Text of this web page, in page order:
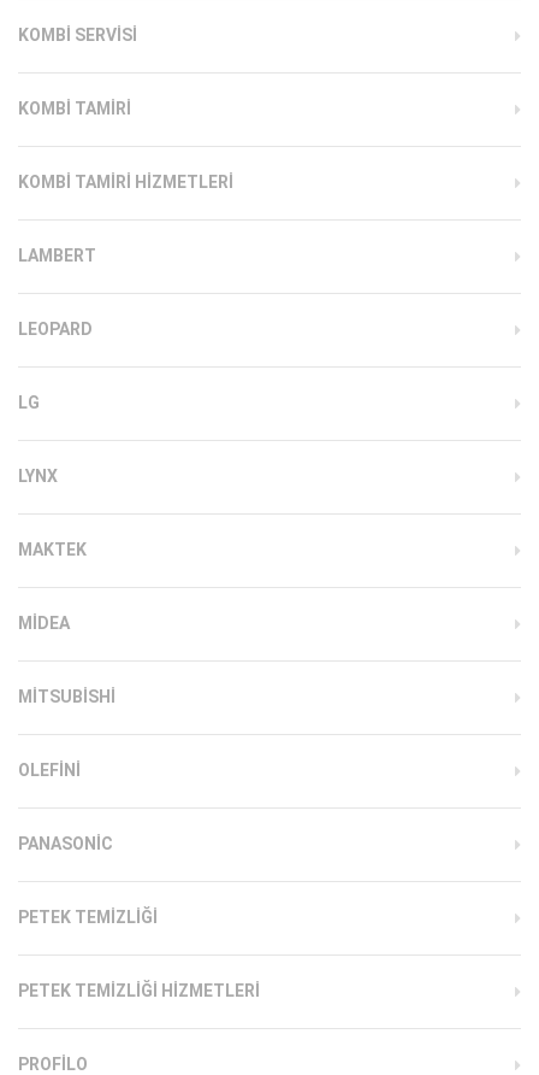
KOMBI SERVISI
KOMBI TAMIRI
KOMBI TAMIRI HIZMETLERI
LAMBERT
LEOPARD
LG
LYNX
MAKTEK
MIDEA
MITSUBISHI
OLEFINI
PANASONIC
PETEK TEMIZLIĞI
PETEK TEMIZLIĞI HIZMETLERI
PROFILO